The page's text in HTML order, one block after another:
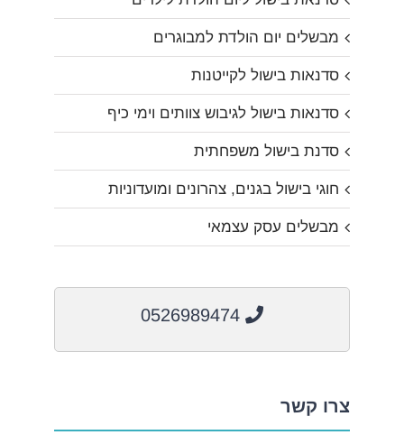
מבשלים יום הולדת למבוגרים
סדנאות בישול לקייטנות
סדנאות בישול לגיבוש צוותים וימי כיף
סדנת בישול משפחתית
חוגי בישול בגנים, צהרונים ומועדוניות
מבשלים עסק עצמאי
צרו קשר